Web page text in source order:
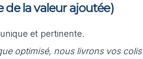
de la valeur ajoutée)
et pertinente.
optimisé, nous livrons vos